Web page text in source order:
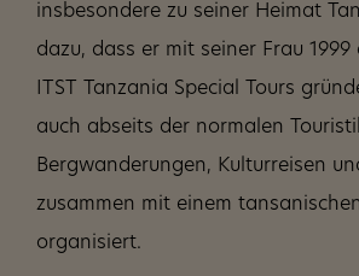
insbesondere zu seiner Heimat
dazu, dass er mit seiner Frau 1999
ITST Tanzania Special Tours
auch abseits der normalen
Bergwanderungen, Kulturreisen
zusammen mit einem
organisiert.